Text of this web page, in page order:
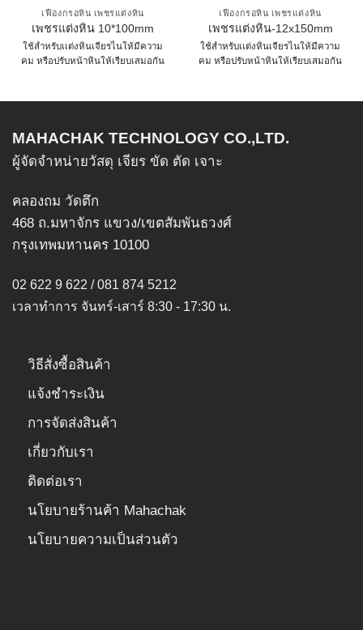
เฟืองกรอหิน เพชรแต่งหิน
เพชรแต่งหิน 10*100mm
ใช้สำหรับเเต่งหินเจียรไนให้มีความ
คม หรือปรับหน้าหินให้เรียบเสมอกัน
multiple
variants.
The
may
be
chosen
the
product
เฟืองกรอหิน เพชรแต่งหิน
เพชรแต่งหิน-12x150mm
ใช้สำหรับเเต่งหินเจียรไนให้มีความ
คม หรือปรับหน้าหินให้เรียบเสมอกัน
multiple
MAHACHAK TECHNOLOGY CO.,LTD.
ผู้จัดจำหน่ายวัสดุ เจียร ขัด ตัด เจาะ
คลองถม วัดตึก
468 ถ.มหาจักร แขวง/เขตสัมพันธวงศ์
กรุงเทพมหานคร 10100
02 622 9 622 / 081 874 5212
เวลาทำการ จันทร์-เสาร์ 8:30 - 17:30 น.
วิธีสั่งซื้อสินค้า
แจ้งชำระเงิน
การจัดส่งสินค้า
เกี่ยวกับเรา
ติดต่อเรา
นโยบายร้านค้า Mahachak
นโยบายความเป็นส่วนตัว